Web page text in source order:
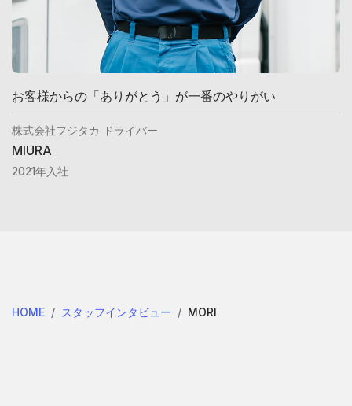
お客様からの「ありがとう」が一番のやりがい
株式会社フジタカ ドライバー
MIURA
2021年入社
HOME スタッフインタビュー MORI